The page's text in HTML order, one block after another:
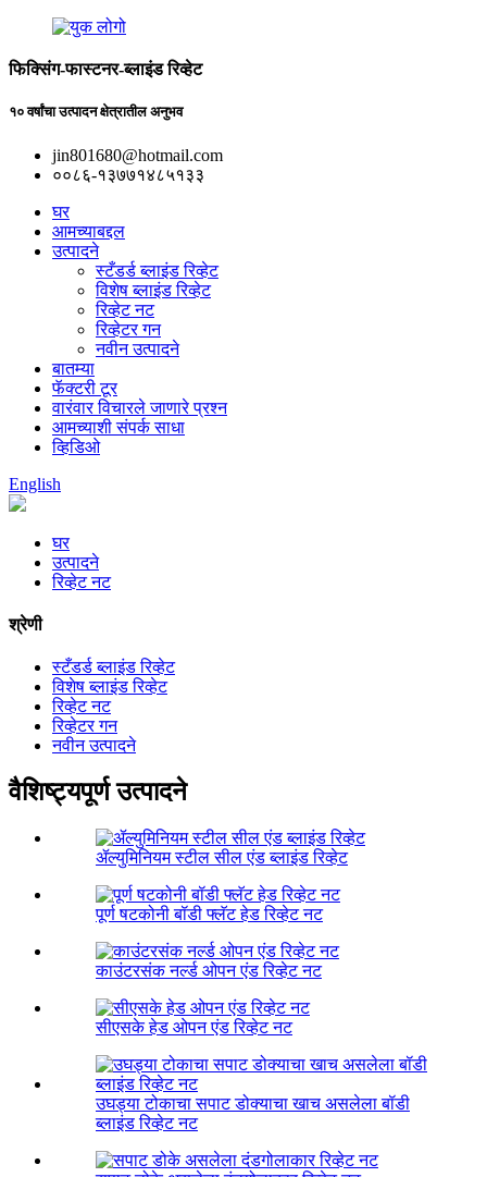
फिक्सिंग-फास्टनर-ब्लाइंड रिव्हेट
१० वर्षांचा उत्पादन क्षेत्रातील अनुभव
jin801680@hotmail.com
००८६-१३७७१४८५१३३
घर
आमच्याबद्दल
उत्पादने
स्टँडर्ड ब्लाइंड रिव्हेट
विशेष ब्लाइंड रिव्हेट
रिव्हेट नट
रिव्हेटर गन
नवीन उत्पादने
बातम्या
फॅक्टरी टूर
वारंवार विचारले जाणारे प्रश्न
आमच्याशी संपर्क साधा
व्हिडिओ
English
घर
उत्पादने
रिव्हेट नट
श्रेणी
स्टँडर्ड ब्लाइंड रिव्हेट
विशेष ब्लाइंड रिव्हेट
रिव्हेट नट
रिव्हेटर गन
नवीन उत्पादने
वैशिष्ट्यपूर्ण उत्पादने
ॲल्युमिनियम स्टील सील एंड ब्लाइंड रिव्हेट
पूर्ण षटकोनी बॉडी फ्लॅट हेड रिव्हेट नट
काउंटरसंक नर्ल्ड ओपन एंड रिव्हेट नट
सीएसके हेड ओपन एंड रिव्हेट नट
उघड्या टोकाचा सपाट डोक्याचा खाच असलेला बॉडी
ब्लाइंड रिव्हेट नट